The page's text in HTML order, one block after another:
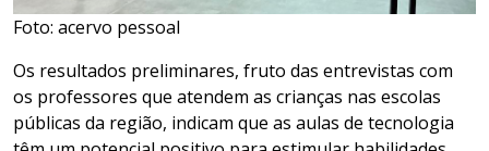
Foto: acervo pessoal
Os resultados preliminares, fruto das entrevistas com
os professores que atendem as crianças nas escolas
públicas da região, indicam que as aulas de tecnologia